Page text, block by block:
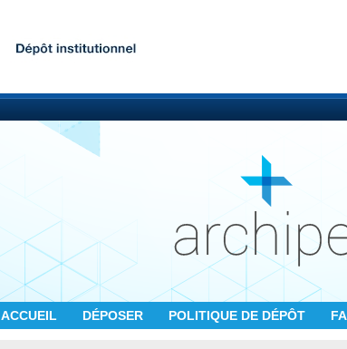
ACCUEIL DÉPOSER POLITIQUE DE DÉPÔT